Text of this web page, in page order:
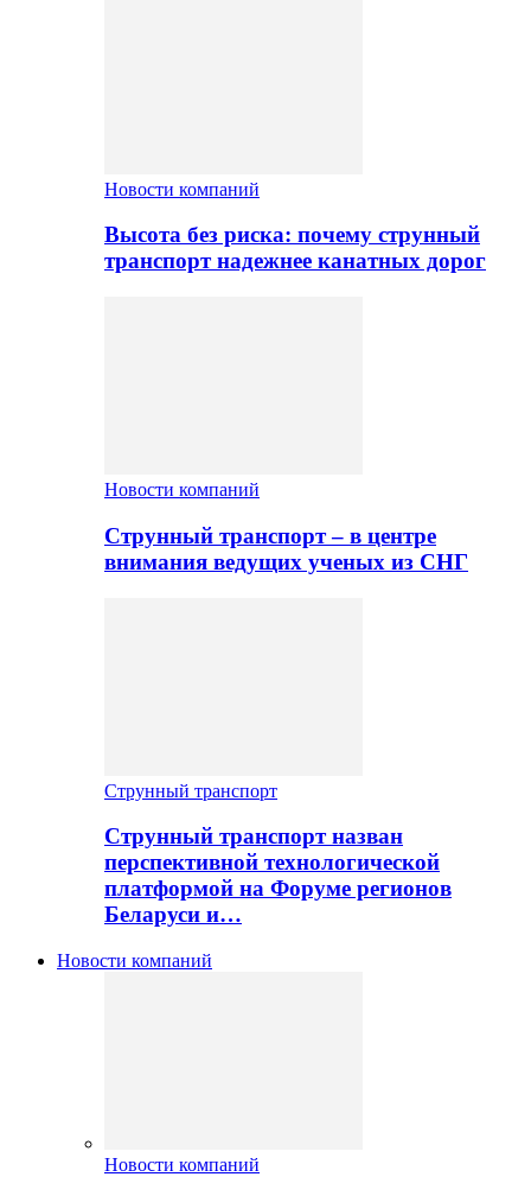
Новости компаний
Высота без риска: почему струнный
транспорт надежнее канатных дорог
Новости компаний
Струнный транспорт – в центре
внимания ведущих ученых из СНГ
Струнный транспорт
Струнный транспорт назван
перспективной технологической
платформой на Форуме регионов
Беларуси и…
Новости компаний
Новости компаний